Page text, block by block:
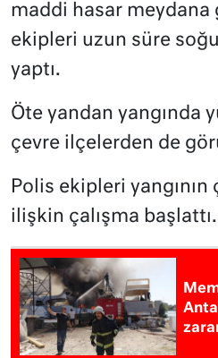
maddi hasar meydana
ekipleri uzun süre
yaptı.
Öte yandan yangında
çevre ilçelerden de
Polis ekipleri yangının
ilişkin çalışma başlattı.